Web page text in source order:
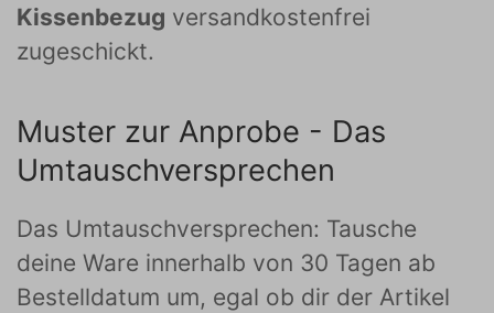
Kissenbezug versandkostenfrei
zugeschickt.
Muster zur Anprobe - Das
Umtauschversprechen
Das Umtauschversprechen: Tausche
deine Ware innerhalb von 30 Tagen ab
Bestelldatum um, egal ob dir der Artikel